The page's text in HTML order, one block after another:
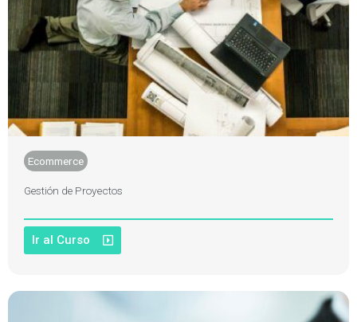
Ecommerce
Gestión de Proyectos
Ir al Curso